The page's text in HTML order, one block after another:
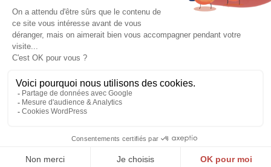
Accessoires
Bijoux
Cuisine
Décoration
Textiles
Nos cuirs et motifs